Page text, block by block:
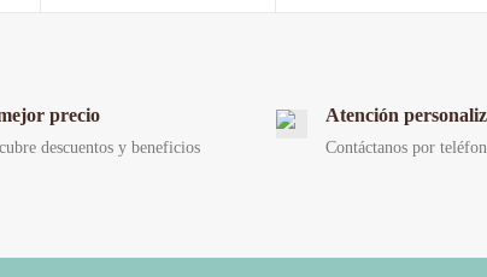
precio
descuentos y beneficios
Atención
Contáctanos por